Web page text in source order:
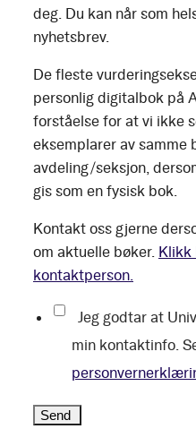
deg. Du kan når som
nyhetsbrev.
De fleste
personlig digitalbok på
forståelse for at vi ikke
eksemplarer av samme
avdeling/seksjon,
gis som en fysisk bok.
Kontakt oss gjerne
om aktuelle bøker. Klikk
kontaktperson.
Jeg godtar at
min kontaktinfo.